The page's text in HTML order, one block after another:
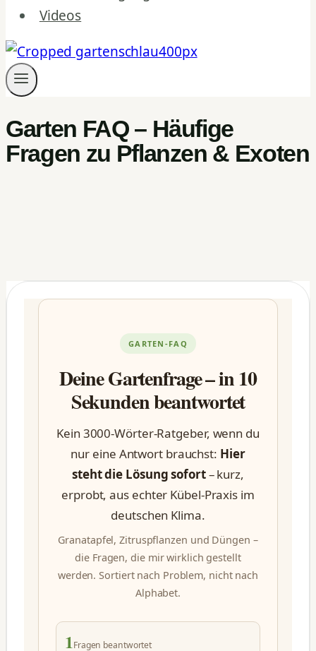
Videos
Garten FAQ – Häufige
Fragen zu Pflanzen & Exoten
GARTEN-FAQ
Deine Gartenfrage – in 10
Sekunden beantwortet
Kein 3000-Wörter-Ratgeber, wenn du
nur eine Antwort brauchst: Hier
steht die Lösung sofort– kurz,
erprobt, aus echter Kübel-Praxis im
deutschen Klima.
Granatapfel, Zitruspflanzen und Düngen –
die Fragen, die mir wirklich gestellt
werden. Sortiert nach Problem, nicht nach
Alphabet.
1Fragen beantwortet